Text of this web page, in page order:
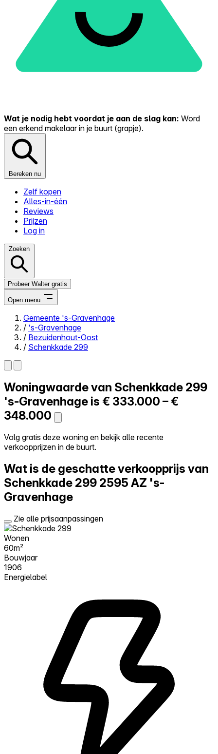
Wat je nodig hebt voordat je aan de slag kan: Word
een erkend makelaar in je buurt (grapje).
Bereken nu
Zelf kopen
Alles-in-één
Reviews
Prijzen
Log in
Zoeken
Probeer Walter gratis
Open menu
Close menu
Zelf kopen
Alles-in-één
Reviews
Prijzen
Log in
Probeer Walter gratis
Gemeente 's-Gravenhage
/ 's-Gravenhage
/ Bezuidenhout-Oost
/ Schenkkade 299
Woningwaarde van Schenkkade 299
's-Gravenhage is € 333.000 – €
348.000
Volg gratis deze woning en bekijk alle recente
verkoopprijzen in de buurt.
Wat is de geschatte verkoopprijs van
Schenkkade 299 2595 AZ 's-
Gravenhage
Zie alle prijsaanpassingen
Wonen
60m²
Bouwjaar
1906
Energielabel